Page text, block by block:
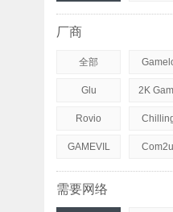
厂商
全部
Glu 2K
Rovio
GAMEVIL
需要网络